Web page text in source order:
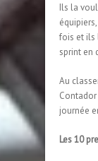
Ils la
fois et ils
sprint en
Au
journée
Les 10